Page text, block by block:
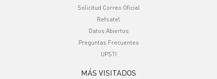
Solicitud Correo Oficial
Refsatel
Datos Abiertos
Preguntas Frecuentes
UPSTI
MÁS VISITADOS